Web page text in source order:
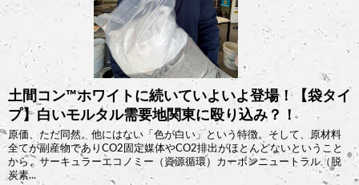
土間コン™︎ホワイトに続いていよいよ登場！【袋タイ
プ】白いモルタル需要地関東に殴り込み？！
原価、ただ同然。他にはない「色が白い」という特徴。そして、原材料
全てが副産物でありCO2固定媒体やCO2排出がほとんどないということ
から、サーキュラーエコノミー（資源循環）カーボンニュートラル（脱
炭素...